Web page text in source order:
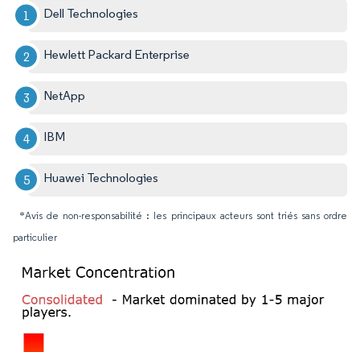
Dell Technologies
Hewlett Packard Enterprise
NetApp
IBM
Huawei Technologies
*Avis de non-responsabilité : les principaux acteurs sont triés sans ordre
particulier